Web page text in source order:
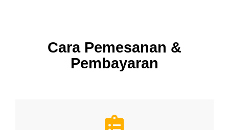
Cara Pemesanan &
Pembayaran